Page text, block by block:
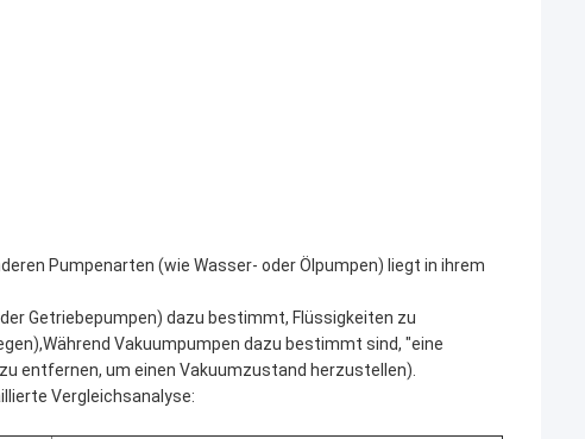
Pumpenarten (wie Wasser- oder Ölpumpen) liegt in ihrem
Getriebepumpen) dazu bestimmt, Flüssigkeiten zu
Vakuumpumpen dazu bestimmt sind, "eine
entfernen, um einen Vakuumzustand herzustellen).
Vergleichsanalyse: